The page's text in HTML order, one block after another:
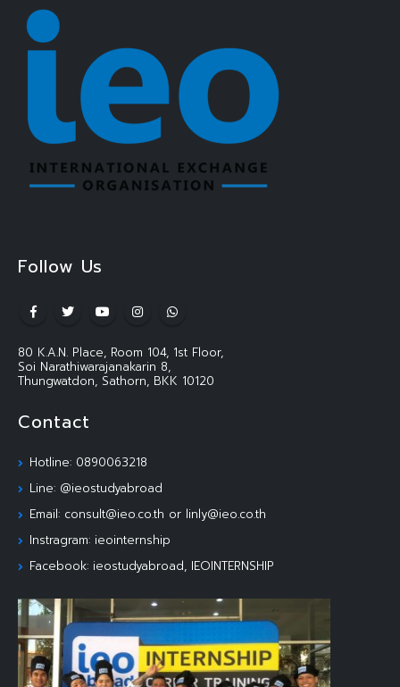
Follow Us
80 K.A.N. Place, Room 104, 1st Floor,
Soi Narathiwarajanakarin 8,
Thungwatdon, Sathorn, BKK 10120
Contact
Hotline: 0890063218
Line: @ieostudyabroad
Email: consult@ieo.co.th or linly@ieo.co.th
Instragram: ieointernship
Facebook: ieostudyabroad, IEOINTERNSHIP